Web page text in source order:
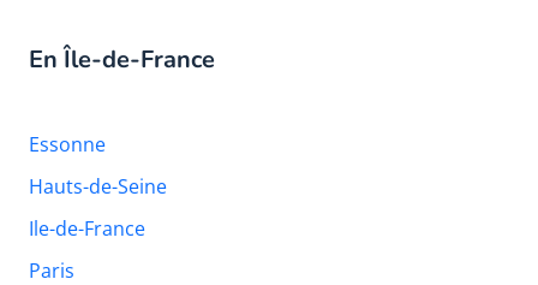
En Île-de-France
Essonne
Hauts-de-Seine
Ile-de-France
Paris